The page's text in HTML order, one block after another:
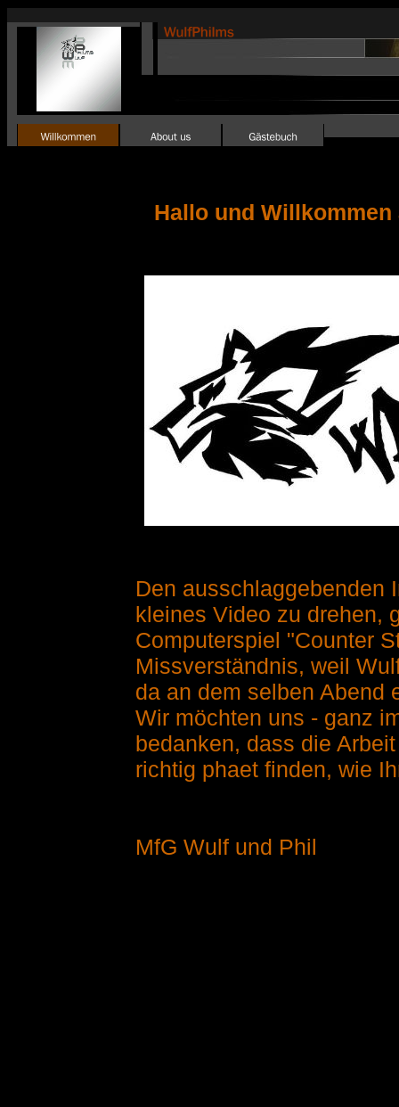
Hallo und Willkommen
Den ausschlaggebenden
kleines Video zu drehen,
Computerspiel "Counter
Missverständnis, weil
da an dem selben Abend
Wir möchten uns - ganz
bedanken, dass die
richtig phaet finden, wie
MfG Wulf und Phil